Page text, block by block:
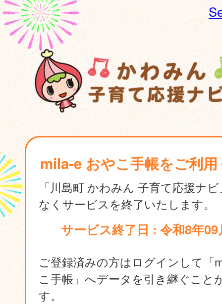
mila-e おやこ手帳をご利
「川島町 かわみん 子育て応援ナ
なくサービスを終了いたします。
サービス終了日 : 令和8年09
ご登録済みの方はログインして「
こ手帳」へデータを引き継ぐこと
す。